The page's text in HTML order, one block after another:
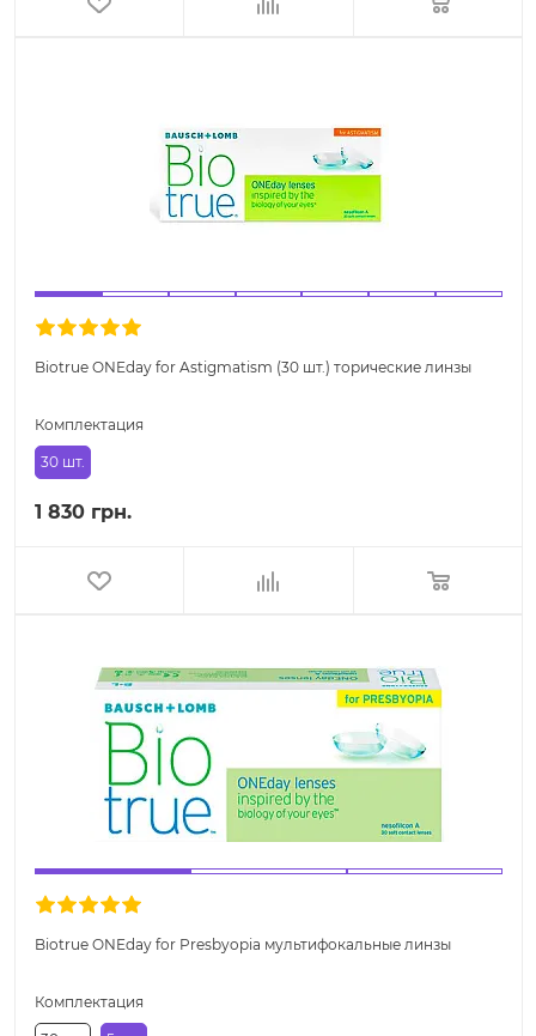
Biotrue ONEday for Astigmatism (30 шт.) торические линзы
Комплектация
30 шт.
1 830 грн.
Biotrue ONEday for Presbyopia мультифокальные линзы
Комплектация